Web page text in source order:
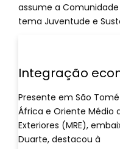
assume a
tema Juventude e
Integração
Presente em São
África e Oriente Médio
Exteriores (MRE),
Duarte, destacou à